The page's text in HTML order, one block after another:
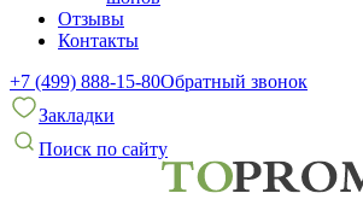
Отзывы
Контакты
+7 (499) 888-15-80Обратный звонок
Закладки
Поиск по сайту